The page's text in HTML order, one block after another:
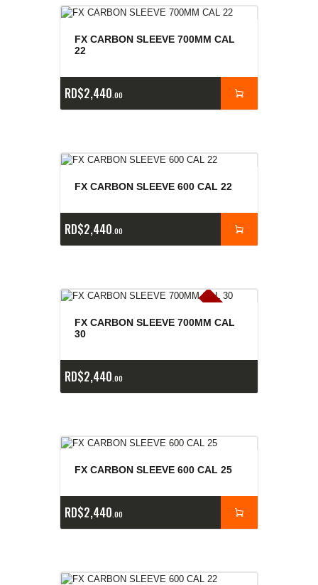
FX CARBON SLEEVE 700MM CAL
22
RD$2,440 00
FX CARBON SLEEVE 600 CAL 22
RD$2,440 00
E
x
is
t
e
n
c
ia
s
a
g
o
t
a
d
a
s
FX CARBON SLEEVE 700MM CAL
30
RD$2,440 00
FX CARBON SLEEVE 600 CAL 25
RD$2,440 00